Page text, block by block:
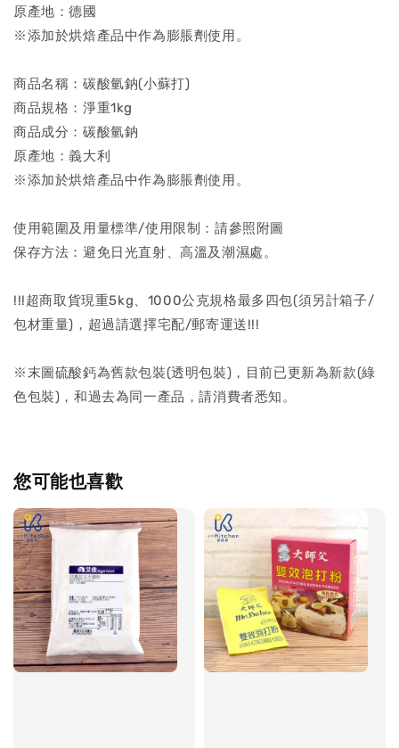
原產地：德國
※添加於烘焙產品中作為膨脹劑使用。
商品名稱：碳酸氫鈉(小蘇打)
商品規格：淨重1kg
商品成分：碳酸氫鈉
原產地：義大利
※添加於烘焙產品中作為膨脹劑使用。
使用範圍及用量標準/使用限制：請參照附圖
保存方法：避免日光直射、高溫及潮濕處。
!!!超商取貨現重5kg、1000公克規格最多四包(須另計箱子/
包材重量)，超過請選擇宅配/郵寄運送!!!
※末圖硫酸鈣為舊款包裝(透明包裝)，目前已更新為新款(綠
色包裝)，和過去為同一產品，請消費者悉知。
您可能也喜歡